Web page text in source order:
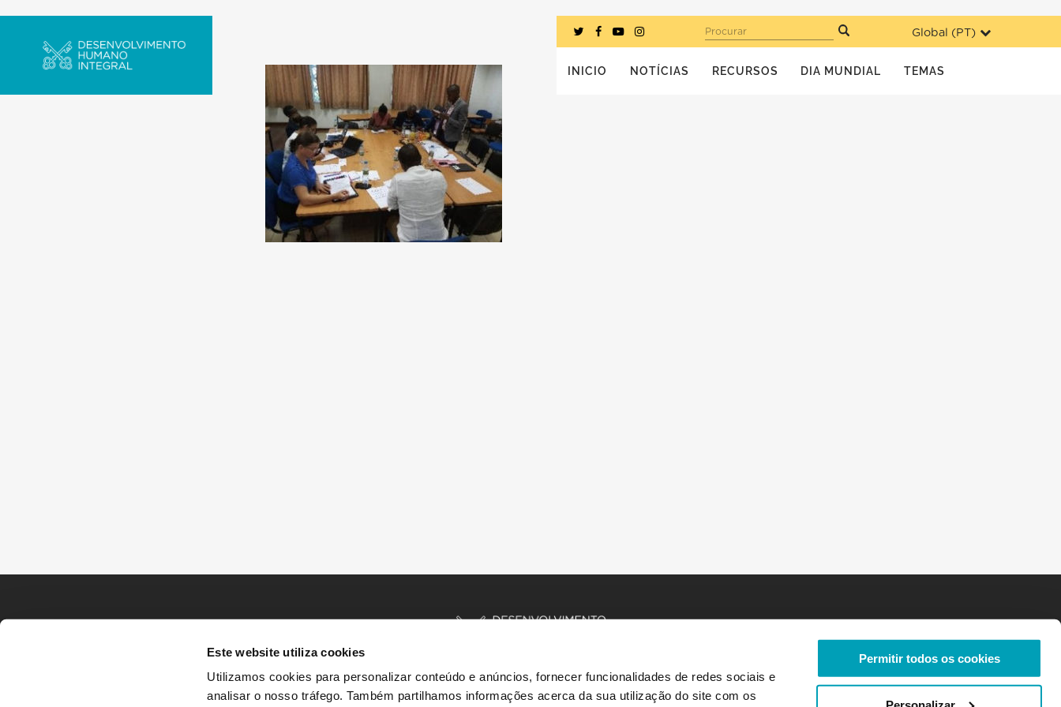
Este website utiliza cookies
Utilizamos cookies para personalizar conteúdo e anúncios, fornecer funcionalidades de redes sociais e
analisar o nosso tráfego. Também partilhamos informações acerca da sua utilização do site com os
Permitir todos os cookies
Global (PT)
Procurar
INICIO NOTÍCIAS RECURSOS DIA MUNDIAL TEMAS
INÍCIO HISTÓRIAS RECURSOS